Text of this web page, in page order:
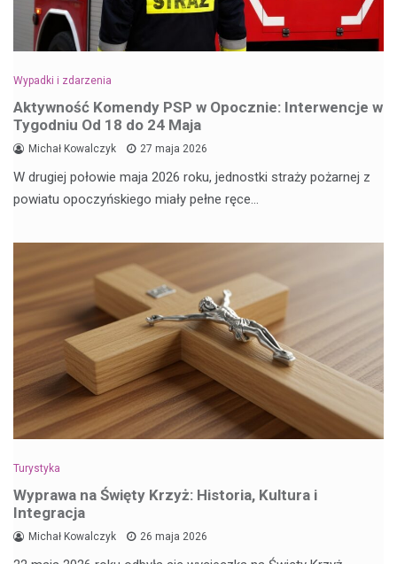
Wypadki i zdarzenia
Aktywność Komendy PSP w Opocznie: Interwencje w
Tygodniu Od 18 do 24 Maja
Michał Kowalczyk 27 maja 2026
W drugiej połowie maja 2026 roku, jednostki straży pożarnej z
powiatu opoczyńskiego miały pełne ręce…
Turystyka
Wyprawa na Święty Krzyż: Historia, Kultura i
Integracja
Michał Kowalczyk 26 maja 2026